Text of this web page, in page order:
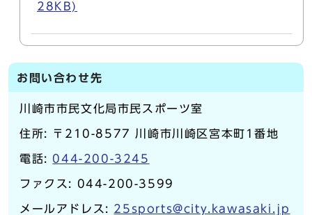
28KB)
お問い合わせ先
川崎市市民文化局市民スポーツ室
住所: 〒210-8577 川崎市川崎区宮本町1番地
電話: 044-200-3245
ファクス: 044-200-3599
メールアドレス: 25sports@city.kawasaki.jp